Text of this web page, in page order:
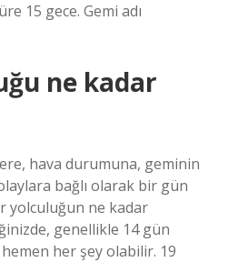
15 gece. Gemi adı
ne kadar
hava durumuna, geminin
bağlı olarak bir gün
yolculuğun ne kadar
genellikle 14 gün
hemen her şey olabilir. 19